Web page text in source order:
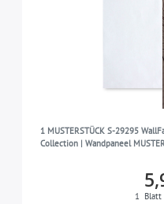
1 MUSTERSTÜCK S-29295
Collection | Wandpaneel
1 Blatt